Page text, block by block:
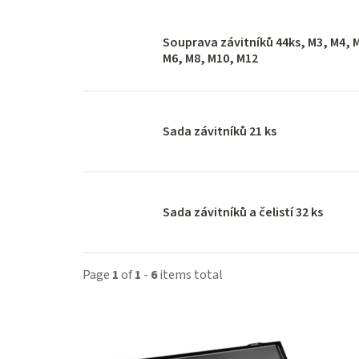
Souprava závitníků 44ks, M3, M4,
M6, M8, M10, M12
Sada závitníků 21 ks
Sada závitníků a čelistí 32 ks
Page 1of1 - 6items total